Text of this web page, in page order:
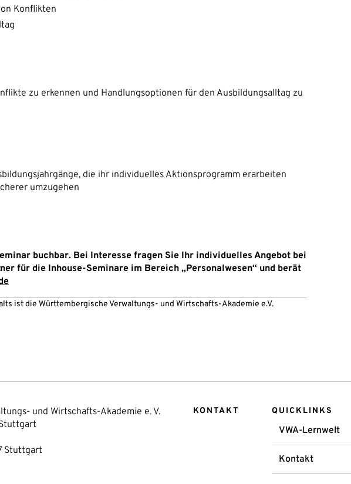
Konflikten
zu erkennen und Handlungsoptionen für den Ausbildungsalltag zu
die ihr individuelles Aktionsprogramm erarbeiten
umzugehen
buchbar. Bei Interesse fragen Sie Ihr individuelles Angebot bei
für die Inhouse-Seminare im Bereich „Personalwesen“ und berät
ist die Württembergische Verwaltungs- und Wirtschafts-Akademie e.V.
und Wirtschafts-Akademie e. V.
Stuttgart
KONTAKT QUICKLINKS
VWA-Lernwelt
Kontakt